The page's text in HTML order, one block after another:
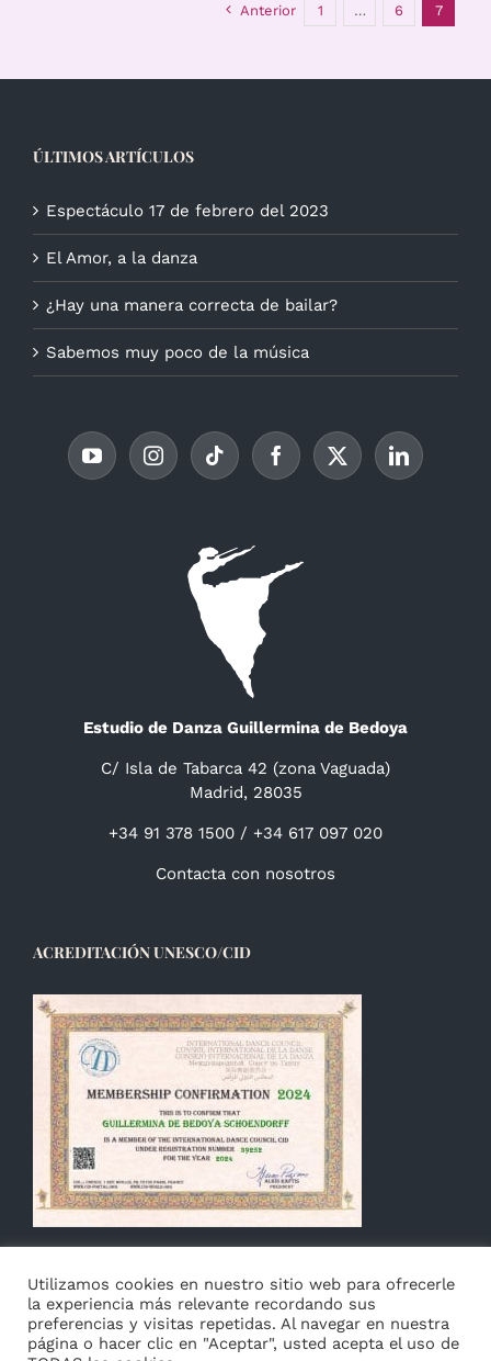
Anterior 1 … 6 7
ÚLTIMOS ARTÍCULOS
Espectáculo 17 de febrero del 2023
El Amor, a la danza
¿Hay una manera correcta de bailar?
Sabemos muy poco de la música
Estudio de Danza Guillermina de Bedoya
C/ Isla de Tabarca 42 (zona Vaguada)
Madrid, 28035
+34 91 378 1500 / +34 617 097 020
Contacta con nosotros
ACREDITACIÓN UNESCO/CID
Utilizamos cookies en nuestro sitio web para ofrecerle
la experiencia más relevante recordando sus
preferencias y visitas repetidas. Al navegar en nuestra
página o hacer clic en "Aceptar", usted acepta el uso de